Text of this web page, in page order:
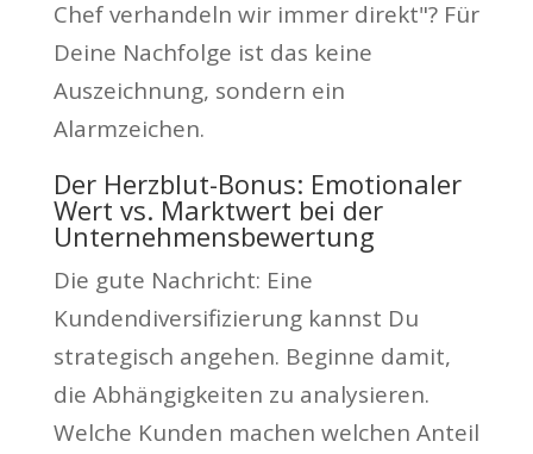
Chef verhandeln wir immer direkt"? Für
Deine Nachfolge ist das keine
Auszeichnung, sondern ein
Alarmzeichen.
Der Herzblut-Bonus: Emotionaler
Wert vs. Marktwert bei der
Unternehmensbewertung
Die gute Nachricht: Eine
Kundendiversifizierung kannst Du
strategisch angehen. Beginne damit,
die Abhängigkeiten zu analysieren.
Welche Kunden machen welchen Anteil